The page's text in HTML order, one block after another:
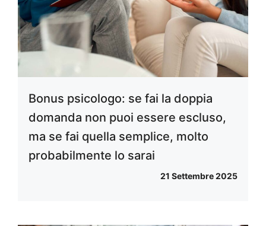
Bonus psicologo: se fai la doppia
domanda non puoi essere escluso,
ma se fai quella semplice, molto
probabilmente lo sarai
21 Settembre 2025